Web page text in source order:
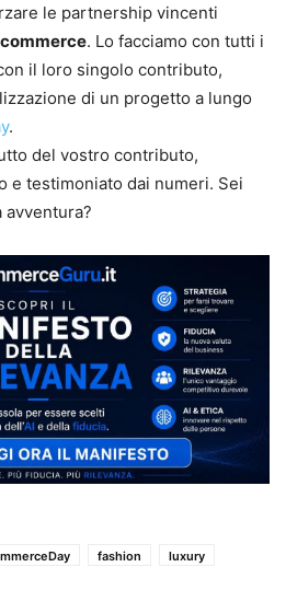
le partnership vincenti
. Lo facciamo con tutti i
il loro singolo contributo,
di un progetto a lungo
.
del vostro contributo,
e testimoniato dai numeri. Sei
avventura?
fashion luxury